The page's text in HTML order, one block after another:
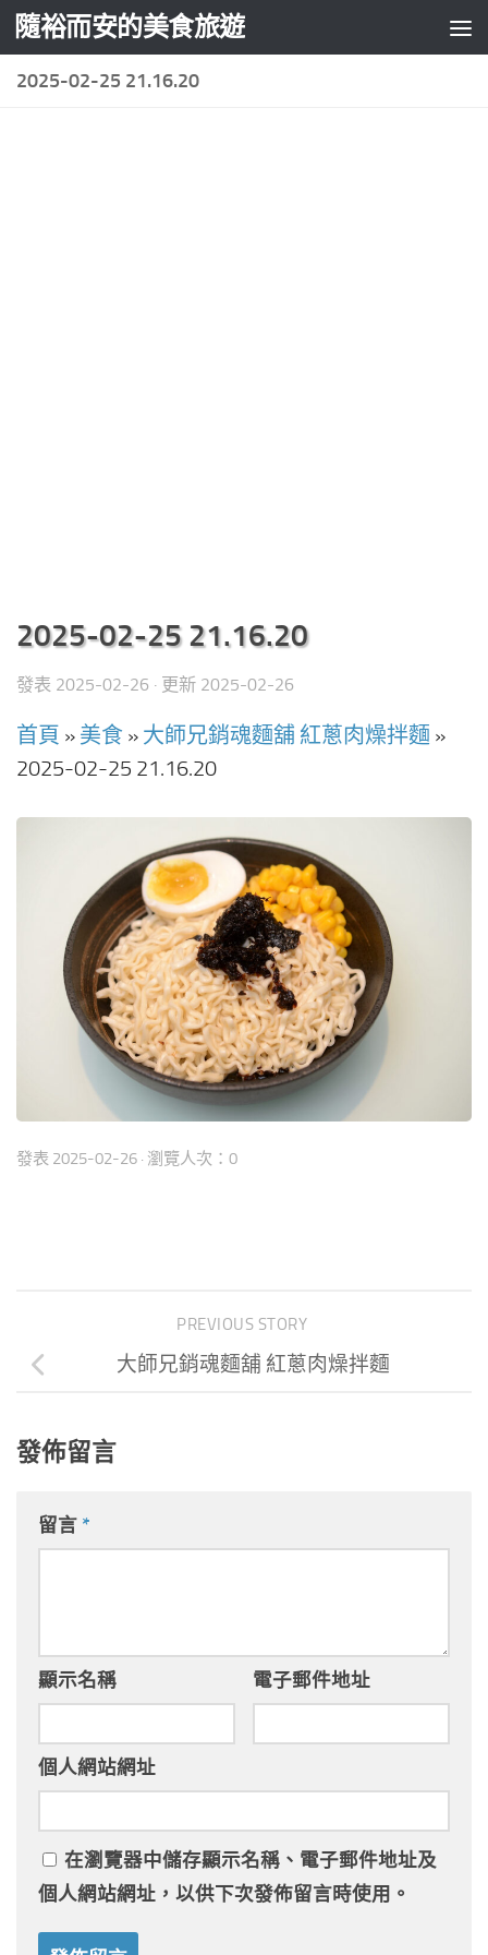
Skip to content
隨裕而安的美食旅遊
2025-02-25 21.16.20
2025-02-25 21.16.20
發表 2025-02-26 · 更新 2025-02-26
首頁 » 美食 » 大師兄銷魂麵舖 紅蔥肉燥拌麵 »
2025-02-25 21.16.20
發表 2025-02-26 · 瀏覽人次：0
PREVIOUS STORY
大師兄銷魂麵舖 紅蔥肉燥拌麵
發佈留言
留言 *
顯示名稱 電子郵件地址
個人網站網址
在瀏覽器中儲存顯示名稱、電子郵件地址及
個人網站網址，以供下次發佈留言時使用。